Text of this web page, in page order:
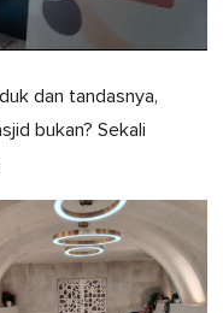
dan tandasnya,
bukan? Sekali